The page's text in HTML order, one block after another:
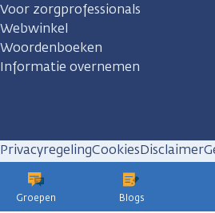
Groepen Blogs
Voor zorgprofessionals
Webwinkel
Woordenboeken
Informatie overnemen
PrivacyregelingCookiesDisclaimer
Huisregels